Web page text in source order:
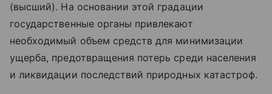
(высший). На основании этой градации
государственные органы привлекают
необходимый объем средств для минимизации
ущерба, предотвращения потерь среди населения
и ликвидации последствий природных катастроф.